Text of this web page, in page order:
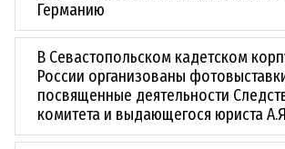
Германию
В Севастопольском кадетском
России организованы
посвященные деятельности
комитета и выдающегося юриста